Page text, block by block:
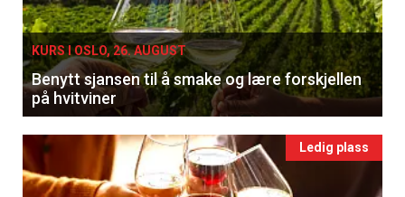
KURS I OSLO, 26. AUGUST
Benytt sjansen til å smake og lære forskjellen
på hvitviner
Ledig plass